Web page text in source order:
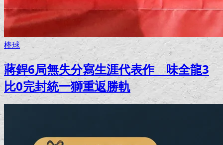
棒球
蔣銲6局無失分寫生涯代表作 味全龍3
比0完封統一獅重返勝軌